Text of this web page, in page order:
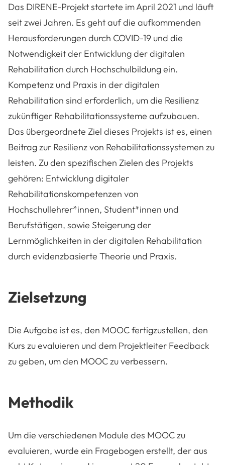
Das DIRENE-Projekt startete im April 2021 und läuft
seit zwei Jahren. Es geht auf die aufkommenden
Herausforderungen durch COVID-19 und die
Notwendigkeit der Entwicklung der digitalen
Rehabilitation durch Hochschulbildung ein.
Kompetenz und Praxis in der digitalen
Rehabilitation sind erforderlich, um die Resilienz
zukünftiger Rehabilitationssysteme aufzubauen.
Das übergeordnete Ziel dieses Projekts ist es, einen
Beitrag zur Resilienz von Rehabilitationssystemen zu
leisten. Zu den spezifischen Zielen des Projekts
gehören: Entwicklung digitaler
Rehabilitationskompetenzen von
Hochschullehrer*innen, Student*innen und
Berufstätigen, sowie Steigerung der
Lernmöglichkeiten in der digitalen Rehabilitation
durch evidenzbasierte Theorie und Praxis.
Zielsetzung
Die Aufgabe ist es, den MOOC fertigzustellen, den
Kurs zu evaluieren und dem Projektleiter Feedback
zu geben, um den MOOC zu verbessern.
Methodik
Um die verschiedenen Module des MOOC zu
evaluieren, wurde ein Fragebogen erstellt, der aus